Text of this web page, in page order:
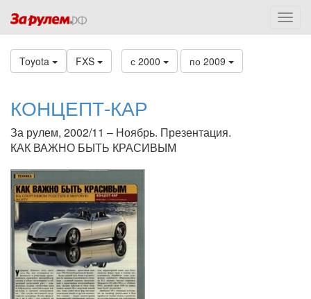
Toyota FXS с 2000 по 2009
КОНЦЕПТ-КАР
За рулем, 2002/11 – Ноябрь. Презентация.
КАК ВАЖНО БЫТЬ КРАСИВЫМ